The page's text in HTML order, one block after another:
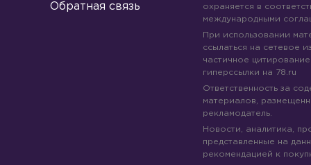
Обратная связь
охраняется в
международными
При использовании
ссылаться на сетевое
частичное
гиперссылки на 78.ru
Ответственность за
материалов,
рекламодатель.
Новости, аналитика,
представленные на
рекомендацией к